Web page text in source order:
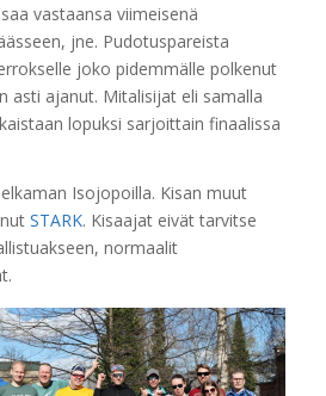
vastaansa viimeisenä
jne. Pudotuspareista
joko pidemmälle polkenut
asti ajanut. Mitalisijat eli samalla
lopuksi sarjoittain finaalissa
Isojopoilla. Kisan muut
STARK. Kisaajat eivät tarvitse
normaalit